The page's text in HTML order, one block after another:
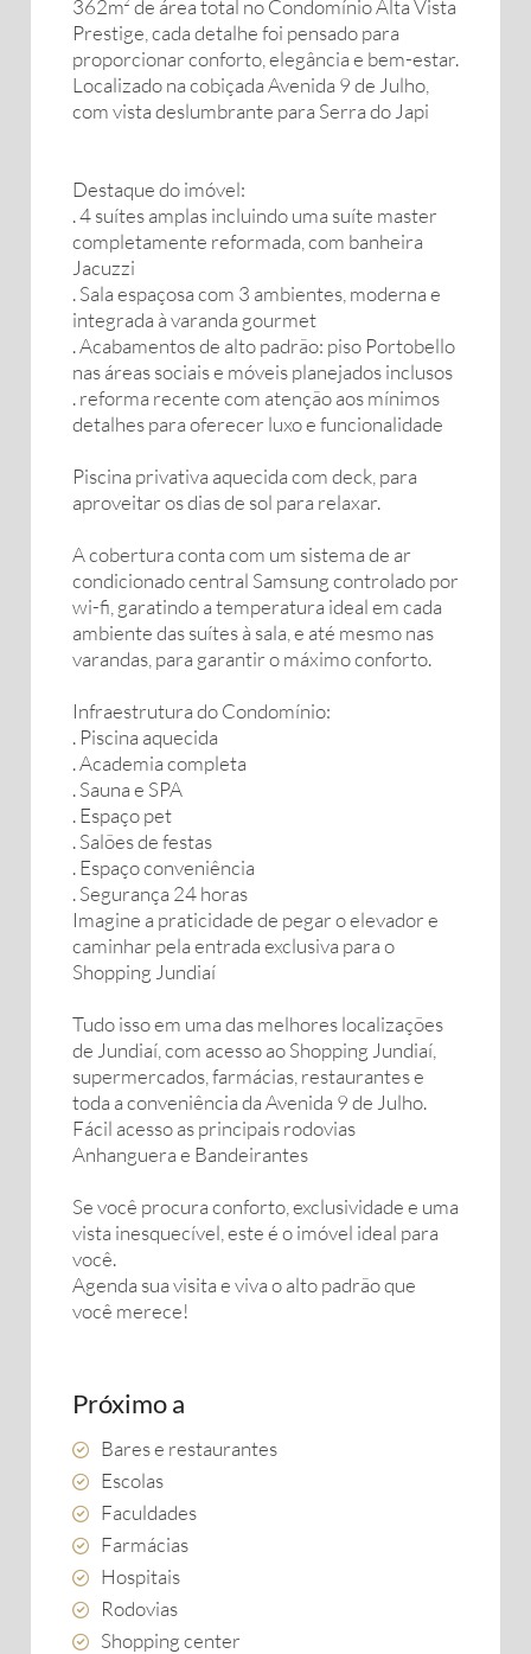
362m² de área total no Condomínio Alta Vista
Prestige, cada detalhe foi pensado para
proporcionar conforto, elegância e bem-estar.
Localizado na cobiçada Avenida 9 de Julho,
com vista deslumbrante para Serra do Japi
Destaque do imóvel:
. 4 suítes amplas incluindo uma suíte master
completamente reformada, com banheira
Jacuzzi
. Sala espaçosa com 3 ambientes, moderna e
integrada à varanda gourmet
. Acabamentos de alto padrão: piso Portobello
nas áreas sociais e móveis planejados inclusos
. reforma recente com atenção aos mínimos
detalhes para oferecer luxo e funcionalidade
Piscina privativa aquecida com deck, para
aproveitar os dias de sol para relaxar.
A cobertura conta com um sistema de ar
condicionado central Samsung controlado por
wi-fi, garatindo a temperatura ideal em cada
ambiente das suítes à sala, e até mesmo nas
varandas, para garantir o máximo conforto.
Infraestrutura do Condomínio:
. Piscina aquecida
. Academia completa
. Sauna e SPA
. Espaço pet
. Salões de festas
. Espaço conveniência
. Segurança 24 horas
Imagine a praticidade de pegar o elevador e
caminhar pela entrada exclusiva para o
Shopping Jundiaí
Tudo isso em uma das melhores localizações
de Jundiaí, com acesso ao Shopping Jundiaí,
supermercados, farmácias, restaurantes e
toda a conveniência da Avenida 9 de Julho.
Fácil acesso as principais rodovias
Anhanguera e Bandeirantes
Se você procura conforto, exclusividade e uma
vista inesquecível, este é o imóvel ideal para
você.
Agenda sua visita e viva o alto padrão que
você merece!
Próximo a
Bares e restaurantes
Escolas
Faculdades
Farmácias
Hospitais
Rodovias
Shopping center